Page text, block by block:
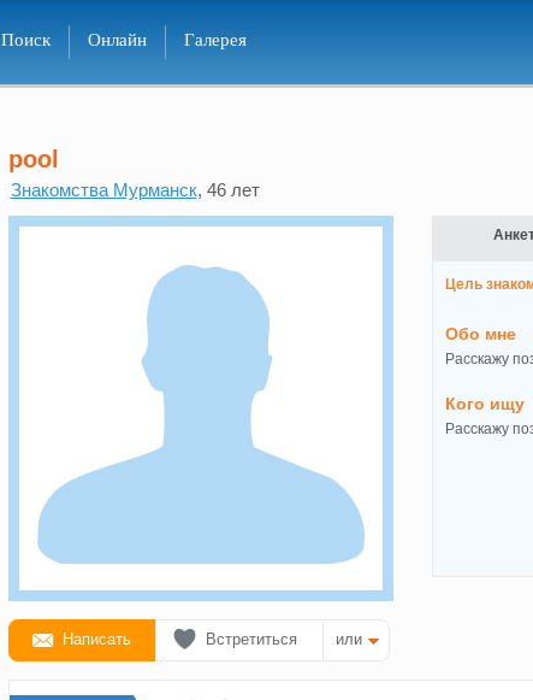
Поиск Онлайн Галерея
pool
Знакомства Мурманск, 46 лет
Написать Встретиться или
Цель
Обо мне
Расскажу
Кого ищу
Расскажу